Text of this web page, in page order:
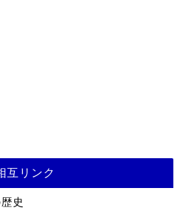
互リンク
史